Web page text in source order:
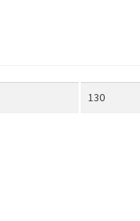
Max.